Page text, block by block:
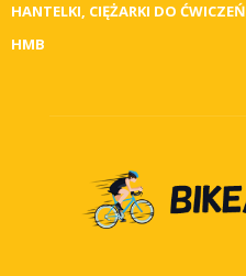
HANTELKI, CIĘŻARKI DO ĆWICZEŃ
HMB